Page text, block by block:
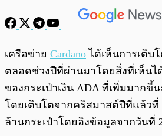
เครือข่าย Cardano ได้เห็นการเติบ
ตลอดช่วงปีที่ผ่านมาโดยสิ่งที่เห็น
ของกระเป๋าเงิน ADA ที่เพิ่มมากขึ้
โดยเติบโตจากคริสมาสต์ปีที่แล้วที่
ล้านกระเป๋าโดยอิงข้อมูลจากวันที่